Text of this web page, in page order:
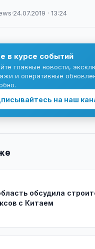
·24.07.2019 · 13:24
в курсе событий
главные новости,
и оперативные
на наш
обсудила
с Китаем